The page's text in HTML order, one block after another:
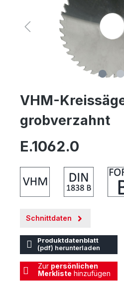
VHM-
grobverzahnt
E.1062.0
Schnittdaten
Produktdatenblatt
(pdf) herunterladen
Zur persönlichen
Merkliste hinzufügen